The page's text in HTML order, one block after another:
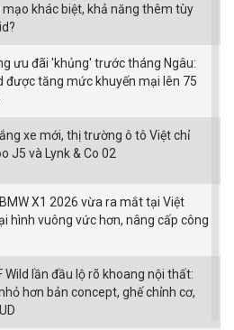
mạo khác biệt, khả năng thêm tùy
ưu đãi 'khủng' trước tháng Ngâu:
được tăng mức khuyến mại lên 75
xe mới, thị trường ô tô Việt chỉ
J5 và Lynk & Co 02
X1 2026 vừa ra mắt tại Việt
hình vuông vức hơn, nâng cấp công
Wild lần đầu lộ rõ khoang nội thất:
hơn bản concept, ghế chỉnh cơ,